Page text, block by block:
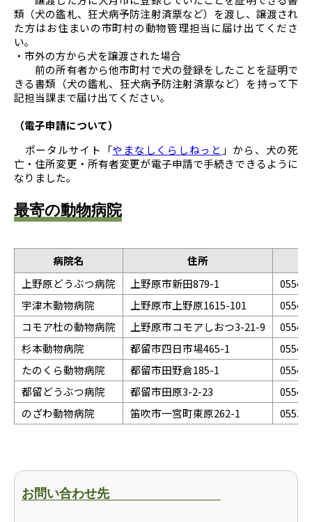
類（犬の鑑札、狂犬病予防注射済票など）を渡し、譲渡され
た方はお住まいの市町村の動物管理担当に届け出てくださ
い。
・市外の方から犬を譲渡された場合
前の所有者から他市町村で犬の登録をしたことを証明で
きる書類（犬の鑑札、狂犬病予防注射済票など）を持って下
記担当課まで届け出てください。
（電子申請について）
ポータルサイト「やまなしくらしねっと 」から、犬の死
亡・住所変更・所有者変更が電子申請で手続きできるように
なりました。
最寄の動物病院
病院名 住所
上野原どうぶつ病院
上野原市新田879-1
0554-
宇津木動物病院
上野原市上野原1615-101
0554-
コモア杜の動物病院
上野原市コモアしおつ3-21-9
0554-
杉本動物病院
都留市四日市場465-1
0554-
たのくら動物病院
都留市田野倉185-1
0554-
都留どうぶつ病院
都留市田原3-2-23
0554-
のざわ動物病院
笛吹市一宮町東原262-1 0553-
お問い合わせ先